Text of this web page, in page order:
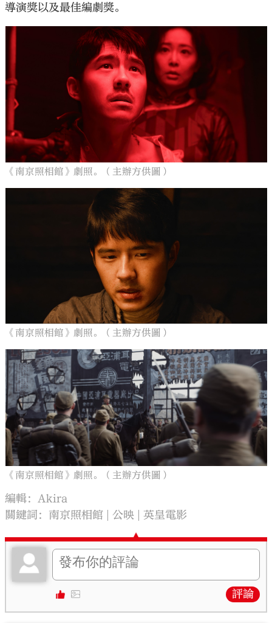
導演獎以及最佳編劇獎。
《南京照相館》劇照。（主辦方供圖）
《南京照相館》劇照。（主辦方供圖）
《南京照相館》劇照。（主辦方供圖）
編輯：Akira
關鍵詞： 南京照相館 公映 英皇電影
評論